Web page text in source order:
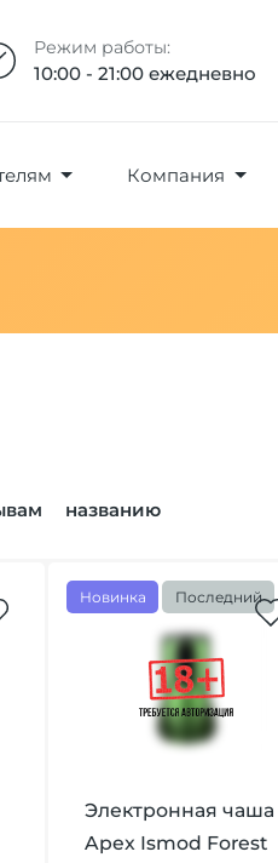
Режим работы:
10:00 - 21:00 ежедневно
Компания
кол-во товара
названию
Новинка Последний
Электронная чаша
Apex Ismod Forest